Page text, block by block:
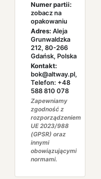
Numer partii:
zobacz na
opakowaniu
Adres: Aleja
Grunwaldzka
212, 80-266
Gdańsk, Polska
Kontakt:
bok@altway.pl,
Telefon: +48
588 810 078
Zapewniamy
zgodność z
rozporządzeniem
UE 2023/988
(GPSR) oraz
innymi
obowiązującymi
normami.